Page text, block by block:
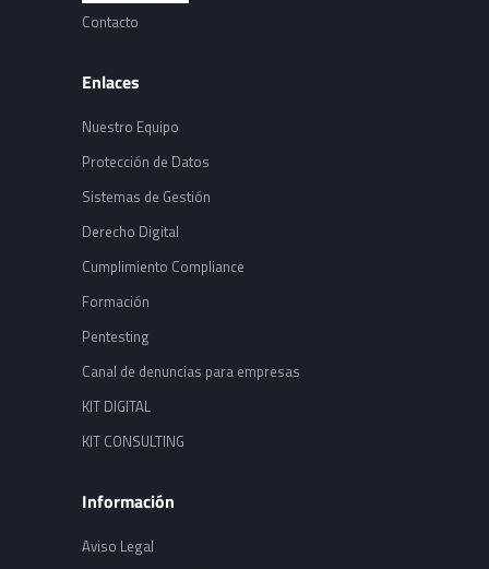
Contacto
Enlaces
Nuestro Equipo
Protección de Datos
Sistemas de Gestión
Derecho Digital
Cumplimiento Compliance
Formación
Pentesting
Canal de denuncias para empresas
KIT DIGITAL
KIT CONSULTING
Información
Aviso Legal